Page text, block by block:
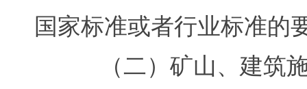
国家标准或者行业标准的
（二）矿山、建筑施